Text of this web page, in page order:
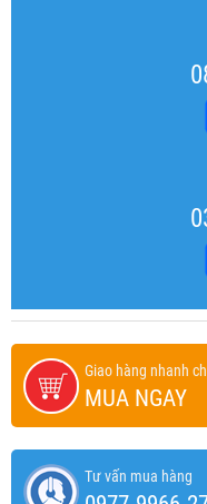
Giao hàng nhanh
MUA NGAY
Tư vấn mua hàng